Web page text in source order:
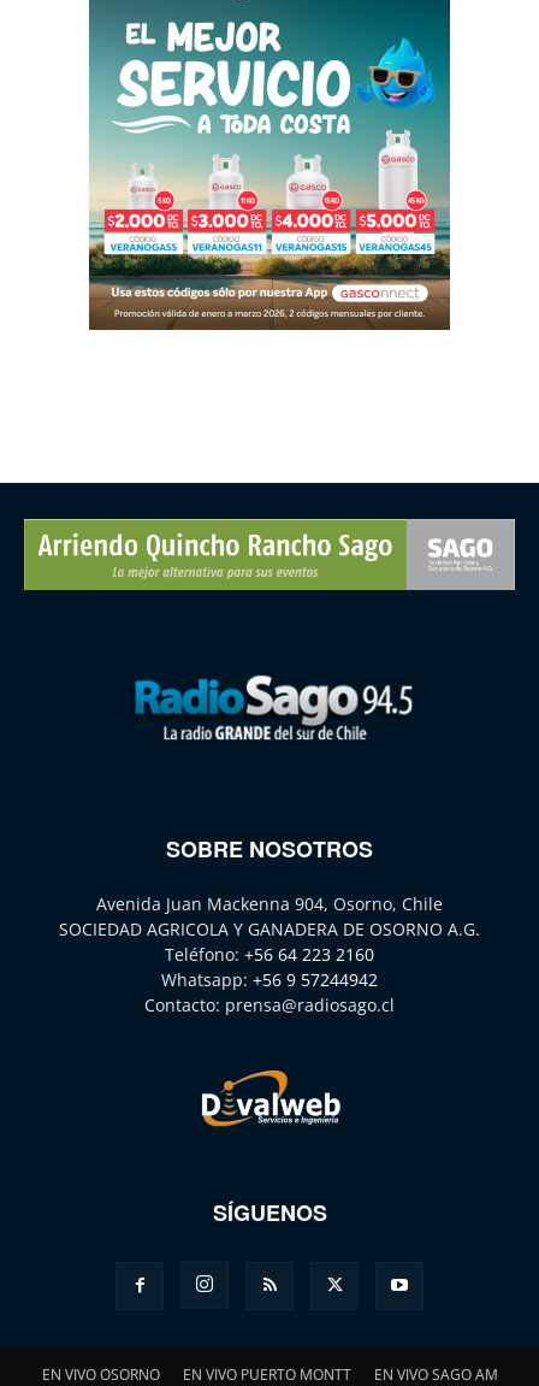
SOBRE NOSOTROS
Avenida Juan Mackenna 904, Osorno, Chile
SOCIEDAD AGRICOLA Y GANADERA DE OSORNO A.G.
Teléfono: +56 64 223 2160
Whatsapp: +56 9 57244942
Contacto: prensa@radiosago.cl
SÍGUENOS
EN VIVO OSORNO EN VIVO PUERTO MONTT EN VIVO SAGO AM